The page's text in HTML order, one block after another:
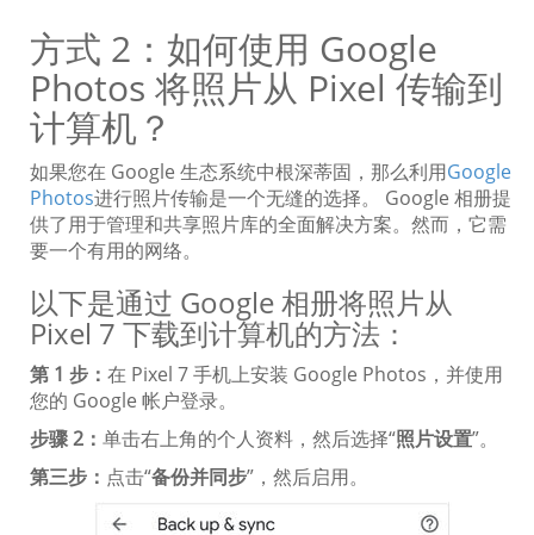
方式 2：如何使用 Google
Photos 将照片从 Pixel 传输到
计算机？
如果您在 Google 生态系统中根深蒂固，那么利用Google
Photos进行照片传输是一个无缝的选择。 Google 相册提
供了用于管理和共享照片库的全面解决方案。然而，它需
要一个有用的网络。
以下是通过 Google 相册将照片从
Pixel 7 下载到计算机的方法：
第 1 步： 在 Pixel 7 手机上安装 Google Photos，并使用
您的 Google 帐户登录。
步骤 2： 单击右上角的个人资料，然后选择“照片设置”。
第三步： 点击“备份并同步”，然后启用。